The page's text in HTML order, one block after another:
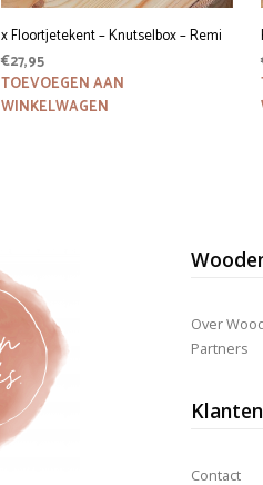
x Floortjetekent – Knutselbox – Remi
€27,95
TOEVOEGEN AAN
WINKELWAGEN
Over
Partners
Contact